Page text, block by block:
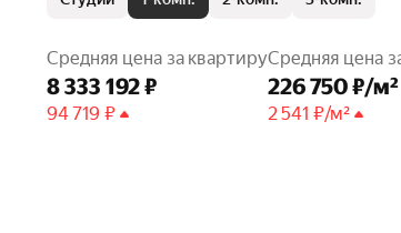
Средняя цена за квартиру
8 333 192 ₽
94 719 ₽
Средняя цена
226 750 ₽/м²
2 541 ₽/м²